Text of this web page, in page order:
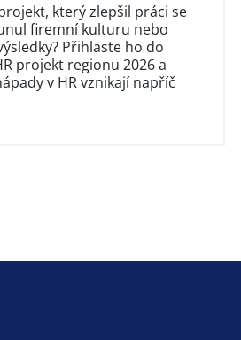
který zlepšil práci se
firemní kulturu nebo
Přihlaste ho do
projekt regionu 2026 a
v HR vznikají napříč